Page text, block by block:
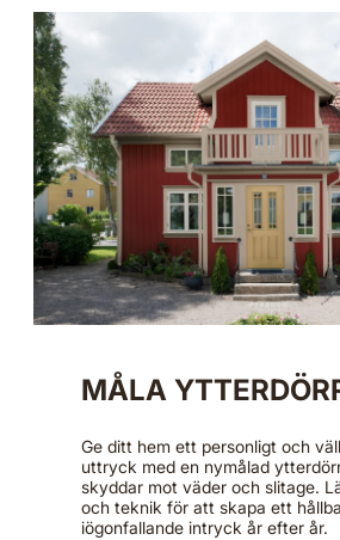
MÅLA
Ge ditt hem ett personligt och
uttryck med en nymålad
skyddar mot väder och slitage.
och teknik för att skapa ett
iögonfallande intryck år efter år.